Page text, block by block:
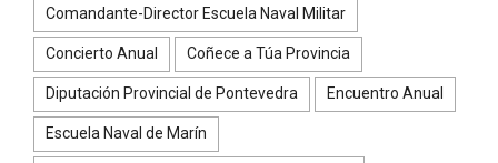
Comandante-Director Escuela Naval Militar
Concierto Anual Coñece a Túa Provincia
Diputación Provincial de Pontevedra Encuentro Anual
Escuela Naval de Marín